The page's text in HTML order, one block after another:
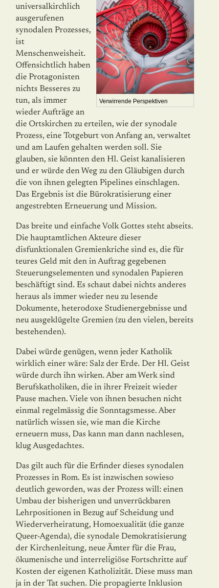
Verwirrende Perspektiven
universalkirchlich
ausgerufenen
synodalen Prozesses,
ist
Menschenweisheit.
Offensichtlich haben
die Protagonisten
nichts Besseres zu
tun, als immer
wieder Aufträge an
die Ortskirchen zu erteilen, wie der sy­no­dale
Prozess, eine Totgeburt von Anfang an, verwaltet
und am Laufen gehalten werden soll. Sie
glauben, sie könn­ten den Hl. Geist kanalisieren
und er würde den Weg zu den Gläubigen durch
die von ihnen gelegten Pipelines einschla­gen.
Das Ergebnis ist die Bürokratisierung einer
angestreb­ten Erneuerung und Mission.
Das breite und einfache Volk Gottes steht abseits.
Die haupta­mtlichen Akteure dieser
disfunktionalen Gremienkriche sind es, die für
teures Geld mit den in Auftrag gegebenen
Steuerungselementen und synodalen Papieren
be­schäftigt sind. Es schaut dabei nichts anderes
heraus als immer wieder neu zu lesende
Dokumente, heterodoxe Studienergebnisse und
neu ausgeklügelte Gremien (zu den vielen, bereits
bestehenden).
Dabei würde genügen, wenn jeder Katholik
wirklich einer wäre: Salz der Erde. Der Hl. Geist
würde durch ihn wirken. Aber am Werk sind
Berufskatholiken, die in ihrer Freizeit wieder
Pause machen. Viele von ihnen besuchen nicht
einmal regelmässig die Sonntags­messe. Aber
natürlich wissen sie, wie man die Kirche
erneuern muss, Das kann man dann nachlesen,
klug Ausgedachtes.
Das gilt auch für die Erfinder dieses synodalen
Prozesses in Rom. Es ist inzwischen so­wie­so
deutlich geworden, was der Prozess will: einen
Umbau der bisherigen und unver­rückbaren
Lehrpositionen in Bezug auf Scheidung und
Wiederverheiratung, Homo­exualität (die ganze
Queer-Agenda), die synodale Demokratisierung
der Kirchenleitung, neue Ämter für die Frau,
ökumenische und interreligiöse Fortschritte auf
Kosten der eigenen Katholizität. Diese muss man
ja in der Tat suchen. Die propagierte Inklusion